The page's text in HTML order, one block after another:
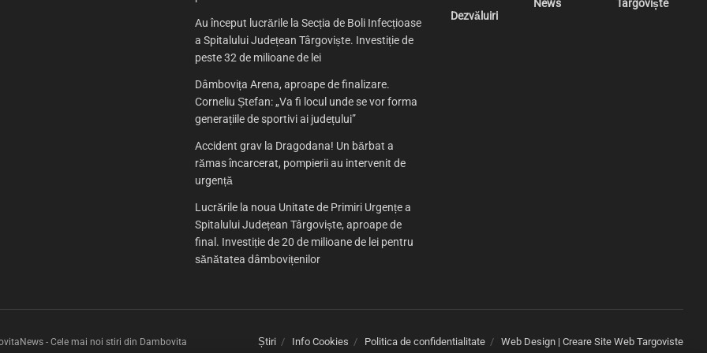
Au început lucrările la Secția de Boli Infecțioase
a Spitalului Județean Târgoviște. Investiție de
peste 32 de milioane de lei
Dâmbovița Arena, aproape de finalizare.
Corneliu Ștefan: „Va fi locul unde se vor forma
generațiile de sportivi ai județului”
Accident grav la Dragodana! Un bărbat a
rămas încarcerat, pompierii au intervenit de
urgență
Lucrările la noua Unitate de Primiri Urgențe a
Spitalului Județean Târgoviște, aproape de
final. Investiție de 20 de milioane de lei pentru
sănătatea dâmbovițenilor
Dezvăluiri
News
Târgoviște
Știri Info Cookies Politica de confidentialitate Web Design | Creare Site Web Targoviste
- Cele mai noi stiri din Dambovita